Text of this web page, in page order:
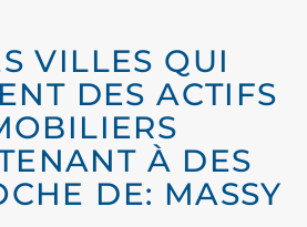
VILLES QUI
DES ACTIFS
À DES
DE: MASSY